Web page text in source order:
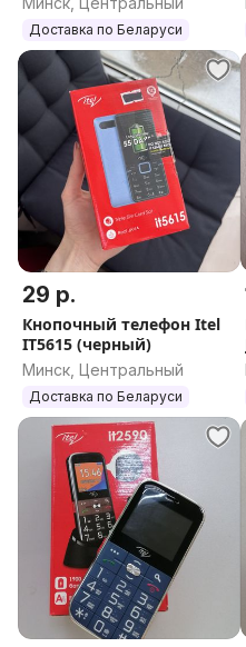
Доставка по Беларуси
29 р.
Кнопочный телефон Itel
IT5615 (черный)
Минск, Центральный
Доставка по Беларуси